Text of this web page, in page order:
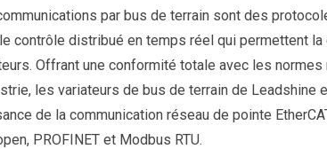
par bus de terrain sont des
contrôle distribué en temps réel qui permettent
Offrant une conformité totale avec les normes
les variateurs de bus de terrain de Leadshine
de la communication réseau de pointe
PROFINET et Modbus RTU.